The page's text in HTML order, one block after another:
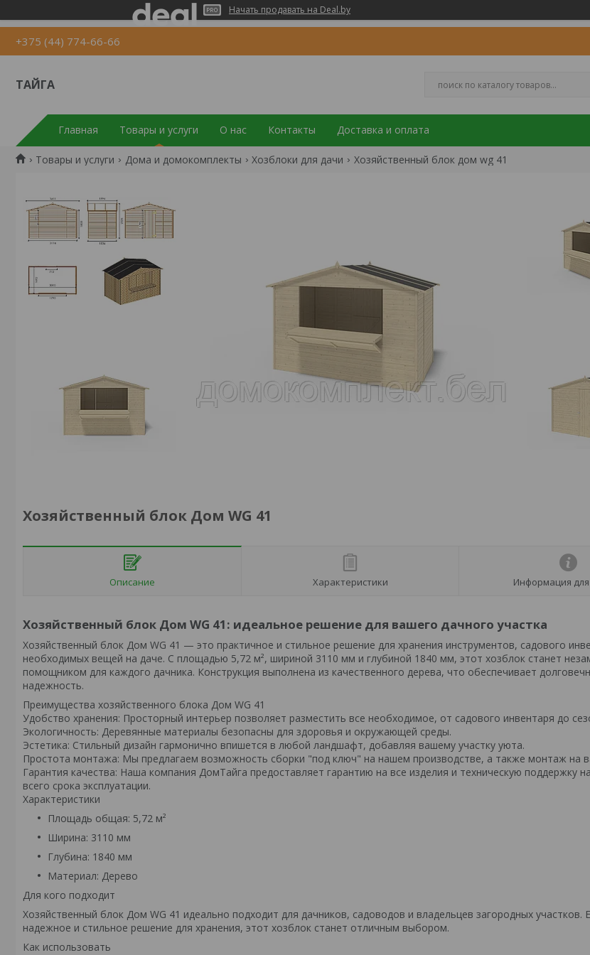
Начать продавать на Deal.by
+375 (44) 774-66-66
ТАЙГА
Главная Товары и услуги О нас Контакты Доставка и оплата
Товары и услуги Дома и домокомплекты Хозблоки для дачи Хозяйственный блок дом wg 41
Хозяйственный блок Дом WG 41
Описание Характеристики Информация
Хозяйственный блок Дом WG 41: идеальное решение для вашего дачного участка
Хозяйственный блок Дом WG 41 — это практичное и стильное решение для хранения инструментов, садового
необходимых вещей на даче. С площадью 5,72 м², шириной 3110 мм и глубиной 1840 мм, этот хозблок станет
помощником для каждого дачника. Конструкция выполнена из качественного дерева, что обеспечивает
надежность.
Преимущества хозяйственного блока Дом WG 41
Удобство хранения: Просторный интерьер позволяет разместить все необходимое, от садового инвентаря до
Экологичность: Деревянные материалы безопасны для здоровья и окружающей среды.
Эстетика: Стильный дизайн гармонично впишется в любой ландшафт, добавляя вашему участку уюта.
Простота монтажа: Мы предлагаем возможность сборки "под ключ" на нашем производстве, а также монтаж на
Гарантия качества: Наша компания ДомТайга предоставляет гарантию на все изделия и техническую поддержку
всего срока эксплуатации.
Характеристики
Площадь общая: 5,72 м²
Ширина: 3110 мм
Глубина: 1840 мм
Материал: Дерево
Для кого подходит
Хозяйственный блок Дом WG 41 идеально подходит для дачников, садоводов и владельцев загородных участков.
надежное и стильное решение для хранения, этот хозблок станет отличным выбором.
Как использовать